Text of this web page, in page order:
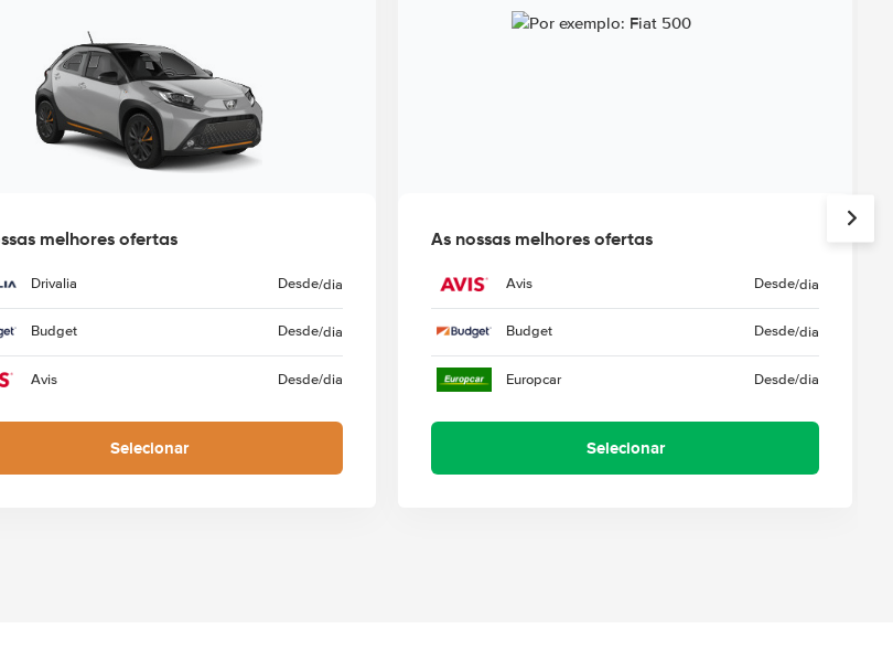
melhores ofertas
Drivalia Desde/dia
Budget Desde/dia
Avis Desde/dia
Selecionar
As nossas melhores ofertas
Avis Desde/dia
Budget Desde/dia
Europcar Desde/dia
Selecionar